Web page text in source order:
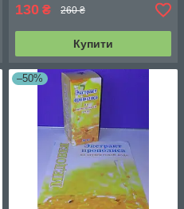
130 ₴ 260 ₴
Купити
–50%